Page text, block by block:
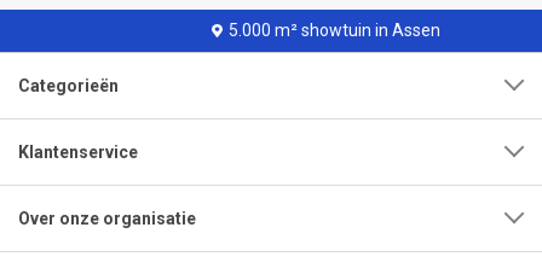
5.000 m² showtuin in Assen
Categorieën
Klantenservice
Over onze organisatie